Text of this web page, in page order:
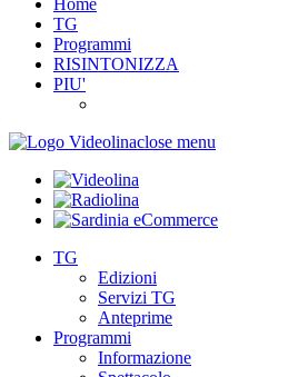
Home
TG
Programmi
RISINTONIZZA
PIU'
close menu
TG
Edizioni
Servizi TG
Anteprime
Programmi
Informazione